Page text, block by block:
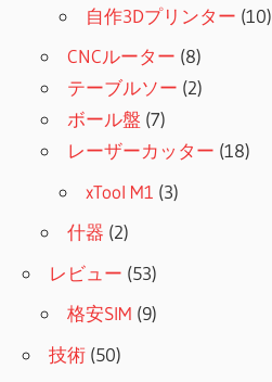
自作3Dプリンター (10)
CNCルーター (8)
テーブルソー (2)
ボール盤 (7)
レーザーカッター (18)
xTool M1 (3)
什器 (2)
レビュー (53)
格安SIM (9)
技術 (50)